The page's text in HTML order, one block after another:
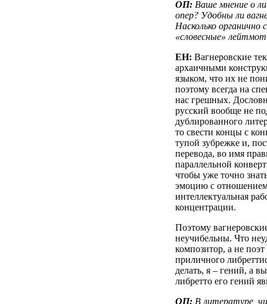
ОП: Ваше мнение о
опер? Удобны ли
Насколько
«словесные»
ЕН: Вагнеровские
архаичными
языком, что их не
поэтому всегда на
нас грешных.
русский вообще не
дублированного
то свести концы с
тупой зубрежке и,
перевода, во имя
параллельной
чтобы уже точно
эмоцию с
интеллектуальная
концентрации.
Поэтому
неучибельны. Что
композитор, а не
приличного
делать, я – гений, а
либретто его гений
ОП: В литературе,